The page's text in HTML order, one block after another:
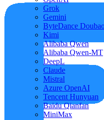
Grok
Gemini
ByteDance
Kimi
Alibaba Qwen
Alibaba Qwen-MT
DeepL
Claude
Mistral
Azure OpenAI
Tencent Hunyuan
Baidu Qianfan
MiniMax